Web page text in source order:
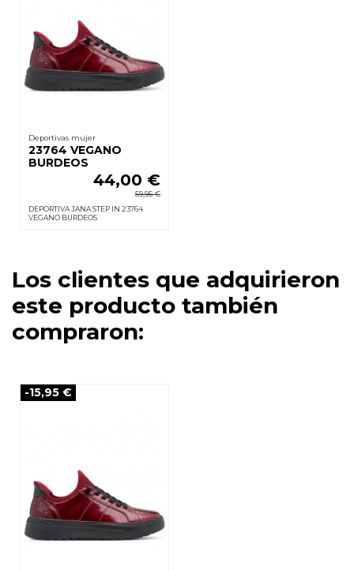
Deportivas mujer
23764 VEGANO
BURDEOS
44,00 €
59,95 €
DEPORTIVA JANA STEP IN 23764
VEGANO BURDEOS
Los clientes que adquirieron
este producto también
compraron:
-15,95 €